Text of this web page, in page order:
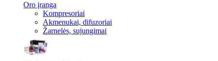
Oro įranga
Kompresoriai
Akmenukai, difuzoriai
Žarnelės, sujungimai